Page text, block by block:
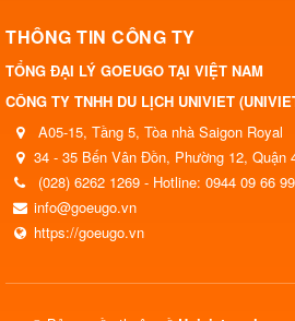
THÔNG TIN CÔNG TY
TỔNG ĐẠI LÝ GOEUGO TẠI VIỆT NAM
CÔNG TY TNHH DU LỊCH UNIVIET
A05-15, Tầng 5, Tòa nhà Saigon Royal
34 - 35 Bến Vân Đồn, Phường 12, Quận
(028) 6262 1269 - Hotline: 0944 09 66 99
info@goeugo.vn
https://goeugo.vn